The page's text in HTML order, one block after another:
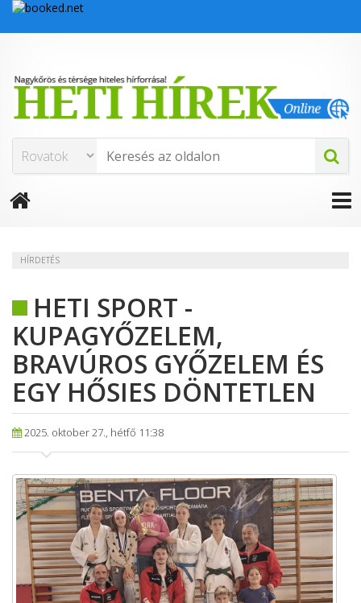
HÍRDETÉS
HETI SPORT -
KUPAGYŐZELEM,
BRAVÚROS GYŐZELEM ÉS
EGY HŐSIES DÖNTETLEN
2025. oktober 27., hétfő 11:38